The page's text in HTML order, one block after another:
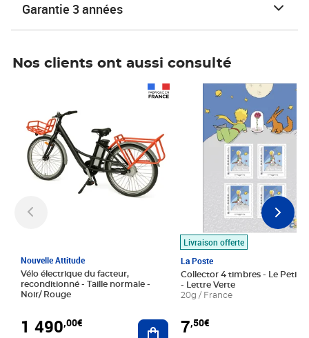
Garantie 3 années
Nos clients ont aussi consulté
Nouvelle Attitude
Vélo électrique du facteur,
reconditionné - Taille normale -
Noir/ Rouge
1 490,00€ Ajouter au panier
Livraison offerte
La Poste
Collector 4 timbres - Le Petit
- Lettre Verte
20g / France
7,50€
Prix 7,50€